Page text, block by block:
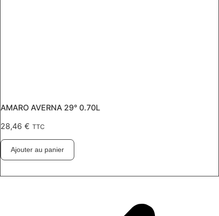
AMARO AVERNA 29° 0.70L
28,46 € TTC
Ajouter au panier